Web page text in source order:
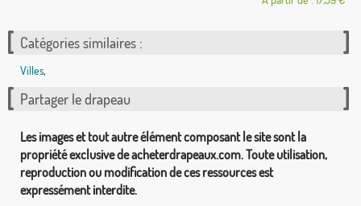
Catégories similaires :
Villes,
Partager le drapeau
Les images et tout autre élément composant le site sont la
propriété exclusive de acheterdrapeaux.com. Toute utilisation,
reproduction ou modification de ces ressources est
expressément interdite.